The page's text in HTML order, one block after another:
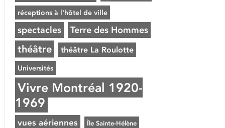
réceptions à l'hôtel de ville
spectacles Terre des Hommes
théâtre théâtre La Roulotte
Universités
Vivre Montréal 1920-
1969
vues aériennes Île Sainte-Hélène